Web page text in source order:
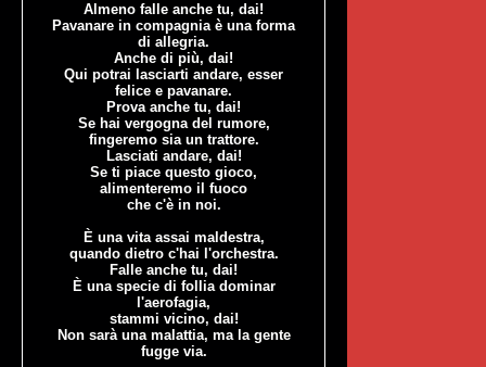
Almeno falle anche tu, dai!
Pavanare in compagnia è una forma
di allegria.
Anche di più, dai!
Qui potrai lasciarti andare, esser
felice e pavanare.
Prova anche tu, dai!
Se hai vergogna del rumore,
fingeremo sia un trattore.
Lasciati andare, dai!
Se ti piace questo gioco,
alimenteremo il fuoco
che c'è in noi.
È una vita assai maldestra,
quando dietro c'hai l'orchestra.
Falle anche tu, dai!
È una specie di follia dominar
l'aerofagia,
stammi vicino, dai!
Non sarà una malattia, ma la gente
fugge via.